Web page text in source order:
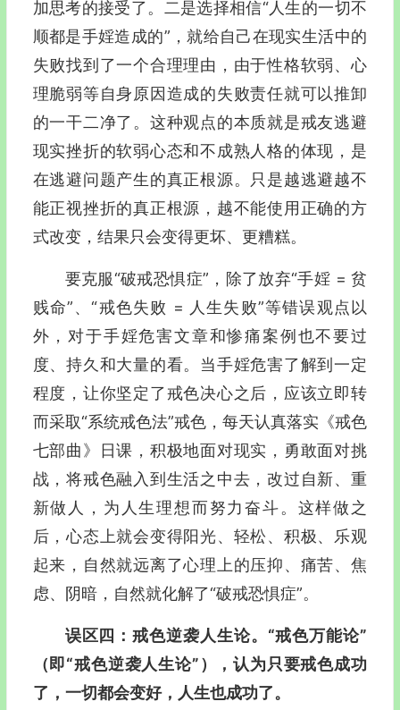
加思考的接受了。二是选择相信“人生的一切不
顺都是手婬造成的”，就给自己在现实生活中的
失败找到了一个合理理由，由于性格软弱、心
理脆弱等自身原因造成的失败责任就可以推卸
的一干二净了。这种观点的本质就是戒友逃避
现实挫折的软弱心态和不成熟人格的体现，是
在逃避问题产生的真正根源。只是越逃避越不
能正视挫折的真正根源，越不能使用正确的方
式改变，结果只会变得更坏、更糟糕。
要克服“破戒恐惧症”，除了放弃“手婬 = 贫
贱命”、“戒色失败 = 人生失败”等错误观点以
外，对于手婬危害文章和惨痛案例也不要过
度、持久和大量的看。当手婬危害了解到一定
程度，让你坚定了戒色决心之后，应该立即转
而采取“系统戒色法”戒色，每天认真落实《戒色
七部曲》日课，积极地面对现实，勇敢面对挑
战，将戒色融入到生活之中去，改过自新、重
新做人，为人生理想而努力奋斗。这样做之
后，心态上就会变得阳光、轻松、积极、乐观
起来，自然就远离了心理上的压抑、痛苦、焦
虑、阴暗，自然就化解了“破戒恐惧症”。
误区四：戒色逆袭人生论。“戒色万能论”
（即“戒色逆袭人生论”），认为只要戒色成功
了，一切都会变好，人生也成功了。